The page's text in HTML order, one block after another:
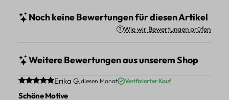
Noch keine Bewertungen für diesen Artikel
Wie wir Bewertungen prüfen
Weitere Bewertungen aus unserem Shop
Durchschnittliche Bewertung von 5 von 5 Sternen
Erika G.diesen Monat Verifizierter Kauf
Schöne Motive